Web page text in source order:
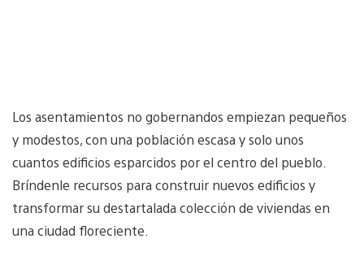
Los asentamientos no gobernandos empiezan pequeños
y modestos, con una población escasa y solo unos
cuantos edificios esparcidos por el centro del pueblo.
Bríndenle recursos para construir nuevos edificios y
transformar su destartalada colección de viviendas en
una ciudad floreciente.